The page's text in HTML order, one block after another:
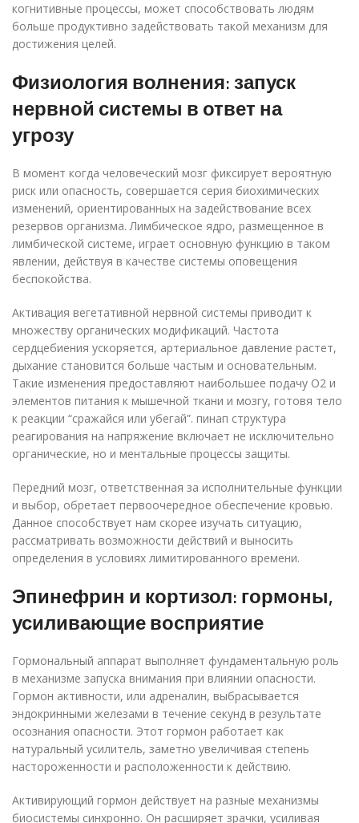
когнитивные процессы, может способствовать людям
больше продуктивно задействовать такой механизм для
достижения целей.
Физиология волнения: запуск
нервной системы в ответ на
угрозу
В момент когда человеческий мозг фиксирует вероятную
риск или опасность, совершается серия биохимических
изменений, ориентированных на задействование всех
резервов организма. Лимбическое ядро, размещенное в
лимбической системе, играет основную функцию в таком
явлении, действуя в качестве системы оповещения
беспокойства.
Активация вегетативной нервной системы приводит к
множеству органических модификаций. Частота
сердцебиения ускоряется, артериальное давление растет,
дыхание становится больше частым и основательным.
Такие изменения предоставляют наибольшее подачу O2 и
элементов питания к мышечной ткани и мозгу, готовя тело
к реакции “сражайся или убегай”. пинап структура
реагирования на напряжение включает не исключительно
органические, но и ментальные процессы защиты.
Передний мозг, ответственная за исполнительные функции
и выбор, обретает первоочередное обеспечение кровью.
Данное способствует нам скорее изучать ситуацию,
рассматривать возможности действий и выносить
определения в условиях лимитированного времени.
Эпинефрин и кортизол: гормоны,
усиливающие восприятие
Гормональный аппарат выполняет фундаментальную роль
в механизме запуска внимания при влиянии опасности.
Гормон активности, или адреналин, выбрасывается
эндокринными железами в течение секунд в результате
осознания опасности. Этот гормон работает как
натуральный усилитель, заметно увеличивая степень
настороженности и расположенности к действию.
Активирующий гормон действует на разные механизмы
биосистемы синхронно. Он расширяет зрачки, усиливая